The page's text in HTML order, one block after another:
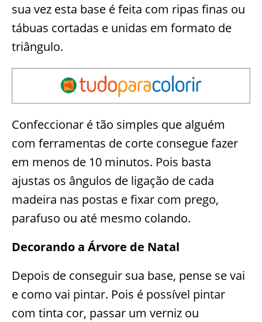
sua vez esta base é feita com ripas finas ou
tábuas cortadas e unidas em formato de
triângulo.
Confeccionar é tão simples que alguém
com ferramentas de corte consegue fazer
em menos de 10 minutos. Pois basta
ajustas os ângulos de ligação de cada
madeira nas postas e fixar com prego,
parafuso ou até mesmo colando.
Decorando a Árvore de Natal
Depois de conseguir sua base, pense se vai
e como vai pintar. Pois é possível pintar
com tinta cor, passar um verniz ou